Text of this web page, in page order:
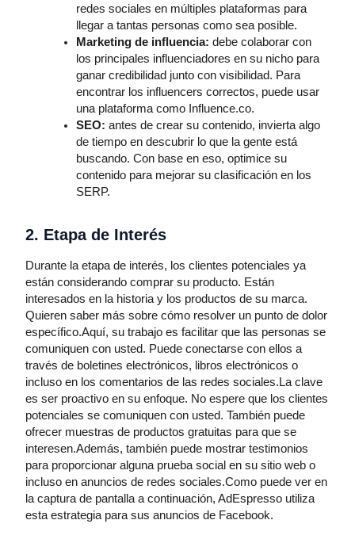
redes sociales en múltiples plataformas para
llegar a tantas personas como sea posible.
Marketing de influencia:debe colaborar con
los principales influenciadores en su nicho para
ganar credibilidad junto con visibilidad. Para
encontrar los influencers correctos, puede usar
una plataforma como Influence.co.
SEO:antes de crear su contenido, invierta algo
de tiempo en descubrir lo que la gente está
buscando. Con base en eso, optimice su
contenido para mejorar su clasificación en los
SERP.
2. Etapa de Interés
Durante la etapa de interés, los clientes potenciales ya
están considerando comprar su producto. Están
interesados ​​en la historia y los productos de su marca.
Quieren saber más sobre cómo resolver un punto de dolor
específico.Aquí, su trabajo es facilitar que las personas se
comuniquen con usted. Puede conectarse con ellos a
través de boletines electrónicos, libros electrónicos o
incluso en los comentarios de las redes sociales.La clave
es ser proactivo en su enfoque. No espere que los clientes
potenciales se comuniquen con usted. También puede
ofrecer muestras de productos gratuitas para que se
interesen.Además, también puede mostrar testimonios
para proporcionar alguna prueba social en su sitio web o
incluso en anuncios de redes sociales.Como puede ver en
la captura de pantalla a continuación, AdEspresso utiliza
esta estrategia para sus anuncios de Facebook.